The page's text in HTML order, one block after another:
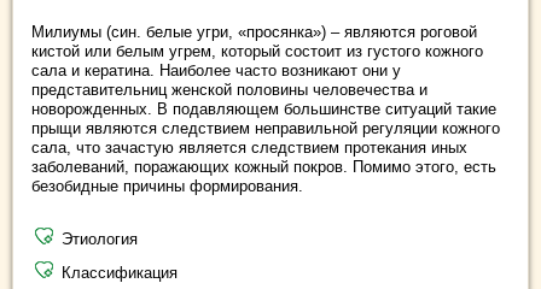
Милиумы (син. белые угри, «просянка») – являются роговой
кистой или белым угрем, который состоит из густого кожного
сала и кератина. Наиболее часто возникают они у
представительниц женской половины человечества и
новорожденных. В подавляющем большинстве ситуаций такие
прыщи являются следствием неправильной регуляции кожного
сала, что зачастую является следствием протекания иных
заболеваний, поражающих кожный покров. Помимо этого, есть
безобидные причины формирования.
Этиология
Классификация